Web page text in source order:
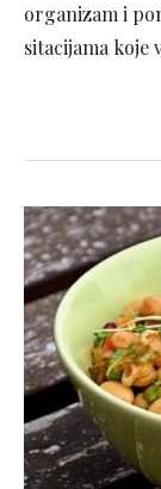
organizam i
sitacijama koje